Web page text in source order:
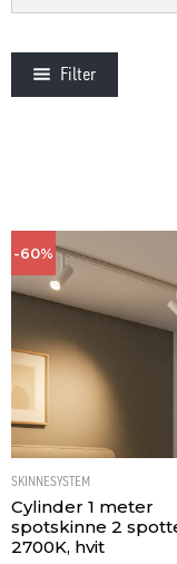
Filter
-60%
SKINNESYSTEM
Cylinder 1 meter
spotskinne 2
2700K, hvit